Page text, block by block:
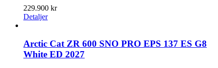
229.900 kr
Detaljer
Arctic Cat ZR 600 SNO PRO EPS 137 ES G8
White ED 2027